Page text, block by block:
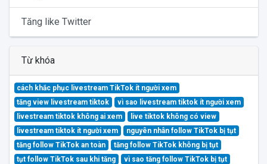
Tăng like Twitter
Từ khóa
cách khắc phục livestream TikTok ít người xem
tăng view livestream tiktok
vì sao livestream tiktok ít người xem
livestream tiktok không ai xem
live tiktok không có view
livestream tiktok ít người xem
nguyên nhân follow TikTok bị tụt
tăng follow TikTok an toàn
tăng follow TikTok không bị tụt
tụt follow TikTok sau khi tăng
vì sao tăng follow TikTok bị tụt